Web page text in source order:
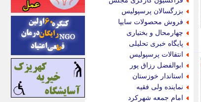
بزرگسالان پرسپولیس
فروش محصولات سایپا
چهارمحال و بختیاری
پایگاه خبری تحلیلی
انتقالات پرسپولیس
ابوالفضل رزاق پور
استاندار خوزستان
نماینده ولی فقیه
امام جمعه شهرکرد
اینتیتر
ایونا نیوز
بازتاب آنلاین
باشگاه خبرنگاران
باغستان نیوز
بامبوک
ببین و بخون
بدینسان
بنکر